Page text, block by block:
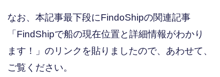
なお、本記事最下段にFindoShipの関連記事
「FindShipで船の現在位置と詳細情報がわかり
ます！」のリンクを貼りましたので、あわせて、
ご覧ください。